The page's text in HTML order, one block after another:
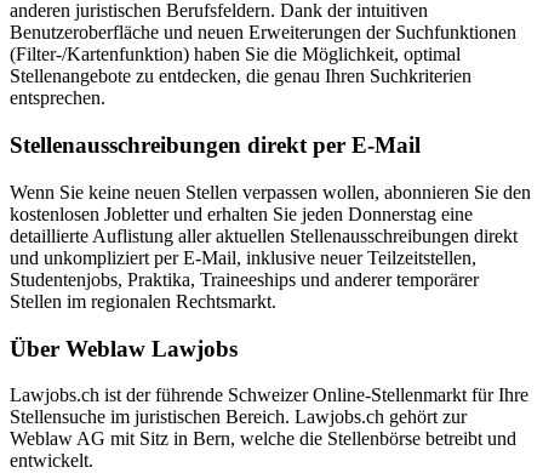
anderen juristischen Berufsfeldern. Dank der intuitiven
Benutzeroberfläche und neuen Erweiterungen der Suchfunktionen
(Filter-/Kartenfunktion) haben Sie die Möglichkeit, optimal
Stellenangebote zu entdecken, die genau Ihren Suchkriterien
entsprechen.
Stellenausschreibungen direkt per E-Mail
Wenn Sie keine neuen Stellen verpassen wollen, abonnieren Sie den
kostenlosen Jobletter und erhalten Sie jeden Donnerstag eine
detaillierte Auflistung aller aktuellen Stellenausschreibungen direkt
und unkompliziert per E-Mail, inklusive neuer Teilzeitstellen,
Studentenjobs, Praktika, Traineeships und anderer temporärer
Stellen im regionalen Rechtsmarkt.
Über Weblaw Lawjobs
Lawjobs.ch ist der führende Schweizer Online-Stellenmarkt für Ihre
Stellensuche im juristischen Bereich. Lawjobs.ch gehört zur
Weblaw AG mit Sitz in Bern, welche die Stellenbörse betreibt und
entwickelt.